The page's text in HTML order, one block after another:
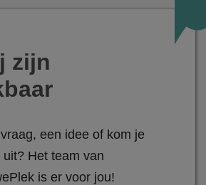
zijn
een idee of kom je
Het team van
is er voor jou!